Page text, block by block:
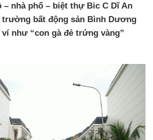
– nhà phố – biệt thự Bic C Dĩ An
bất động sản Bình Dương
như “con gà đẻ trứng vàng”